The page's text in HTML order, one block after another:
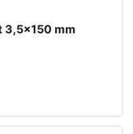
3,5x150 mm